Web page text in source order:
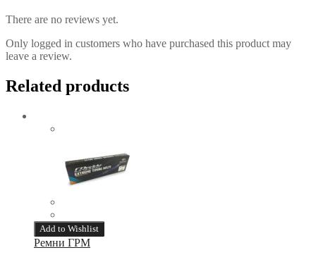
There are no reviews yet.
Only logged in customers who have purchased this product may
leave a review.
Related products
Add to Wishlist
Ремни ГРМ